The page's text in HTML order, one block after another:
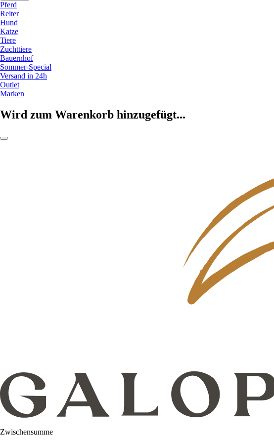
Pferd
Reiter
Hund
Katze
Tiere
Zuchttiere
Bauernhof
Sommer-Special
Versand in 24h
Outlet
Marken
Wird zum Warenkorb hinzugefügt...
Zwischensumme